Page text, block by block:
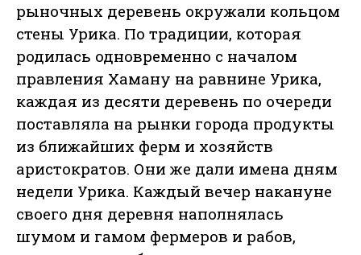
рыночных деревень окружали кольцом
стены Урика. По традиции, которая
родилась одновременно с началом
правления Хаману на равнине Урика,
каждая из десяти деревень по очереди
поставляла на рынки города продукты
из ближайших ферм и хозяйств
аристократов. Они же дали имена дням
недели Урика. Каждый вечер накануне
своего дня деревня наполнялась
шумом и гамом фермеров и рабов,